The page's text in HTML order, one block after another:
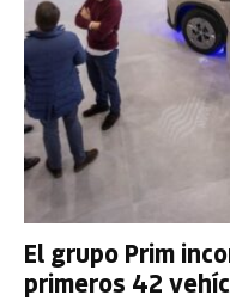
El grupo Prim
primeros 42